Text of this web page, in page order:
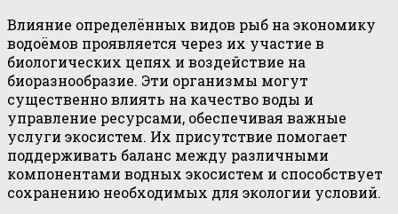
Влияние определённых видов рыб на экономику
водоёмов проявляется через их участие в
биологических цепях и воздействие на
биоразнообразие. Эти организмы могут
существенно влиять на качество воды и
управление ресурсами, обеспечивая важные
услуги экосистем. Их присутствие помогает
поддерживать баланс между различными
компонентами водных экосистем и способствует
сохранению необходимых для экологии условий.